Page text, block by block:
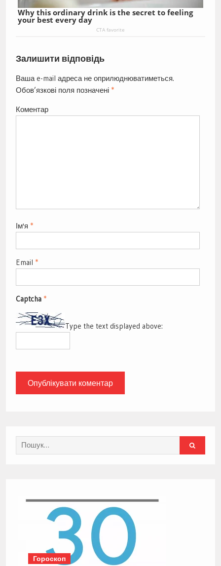
Why this ordinary drink is the secret to feeling
your best every day
CTA favorite
Залишити відповідь
Ваша e-mail адреса не оприлюднюватиметься.
Обов’язкові поля позначені *
Коментар
Ім'я *
Email *
Captcha *
Type the text displayed above:
Search
for:
Гороскоп